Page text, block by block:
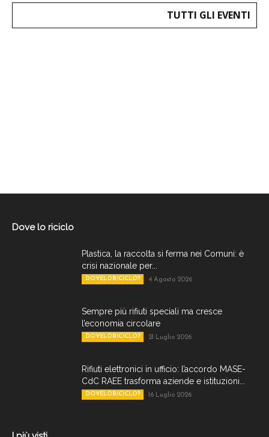
TUTTI GLI EVENTI
Dove lo riciclo
Plastica, la raccolta si ferma nei Comuni: è
crisi nazionale per...
DOVELORICICLO? 4 Agosto 2026
Sempre più rifiuti speciali ma cresce
l’economia circolare
DOVELORICICLO? 21 Luglio 2026
Rifiuti elettronici in ufficio: l’accordo MASE-
CdC RAEE trasforma aziende e istituzioni...
DOVELORICICLO? 16 Luglio 2026